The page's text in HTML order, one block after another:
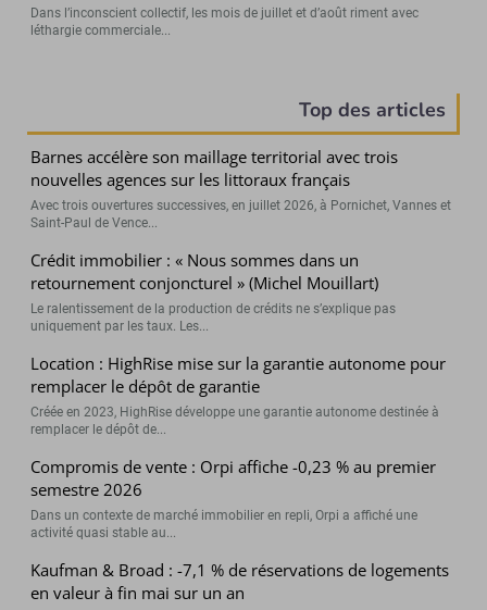
Dans l’inconscient collectif, les mois de juillet et d’août riment avec
léthargie commerciale...
Top des articles
Barnes accélère son maillage territorial avec trois
nouvelles agences sur les littoraux français
Avec trois ouvertures successives, en juillet 2026, à Pornichet, Vannes et
Saint-Paul de Vence...
Crédit immobilier : « Nous sommes dans un
retournement conjoncturel » (Michel Mouillart)
Le ralentissement de la production de crédits ne s’explique pas
uniquement par les taux. Les...
Location : HighRise mise sur la garantie autonome pour
remplacer le dépôt de garantie
Créée en 2023, HighRise développe une garantie autonome destinée à
remplacer le dépôt de...
Compromis de vente : Orpi affiche -0,23 % au premier
semestre 2026
Dans un contexte de marché immobilier en repli, Orpi a affiché une
activité quasi stable au...
Kaufman & Broad : -7,1 % de réservations de logements
en valeur à fin mai sur un an